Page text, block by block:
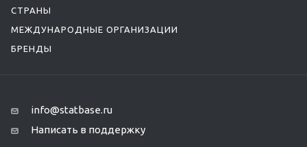
СТРАНЫ
МЕЖДУНАРОДНЫЕ ОРГАНИЗАЦИИ
БРЕНДЫ
info@statbase.ru
Написать в поддержку